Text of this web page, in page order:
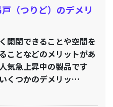
（つりど）のデメリ
開閉できることや空間を
ことなどのメリットがあ
気急上昇中の製品です
くつかのデメリッ…